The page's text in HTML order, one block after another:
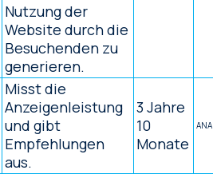
Nutzung der
Website durch die
Besuchenden zu
generieren.
Misst die
Anzeigenleistung
und gibt
Empfehlungen
aus.
3 Jahre
10
Monate